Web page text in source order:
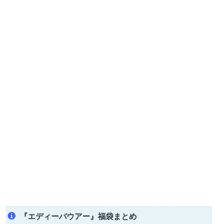
『エディーバウアー』福袋まとめ